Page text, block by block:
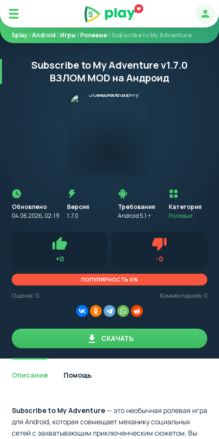
5play/Android /Игры /Ролевые/ Subscribe to My Adventure
Subscribe to My Adventure v1.7.0
ВЗЛОМ MOD на Андроид
Обновлено
04.06.2026, 02:19
Версия
1.7.0
Требования
Android 5.1 +
установкой
приложения
на
устройство
с
указываем
минимальные
необходимые
Категория
Ролевые
обращать внимание на установленную версию Android
OS. Мы указываем минимально необходимую версию для
+0Нравится -0Не нравится
ПОПУЛЯРНОСТЬ 0%
Оценок: 0 Комментариев: 0
СКАЧАТЬ
Описание Помощь
Subscribe to My Adventure— это необычная ролевая игра
для Android, которая совмещает механику социальных
сетей с захватывающим приключенческим сюжетом. Вы